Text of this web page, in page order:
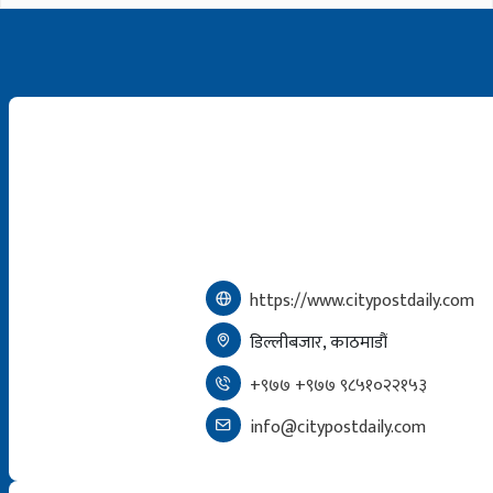
https://www.citypostdaily.com
डिल्लीबजार, काठमाडौं
+९७७ +९७७ ९८५१०२२१५३
info@citypostdaily.com